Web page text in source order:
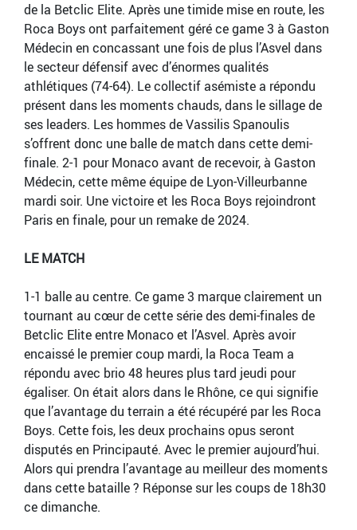
de la Betclic Elite. Après une timide mise en route, les
Roca Boys ont parfaitement géré ce game 3 à Gaston
Médecin en concassant une fois de plus l’Asvel dans
le secteur défensif avec d’énormes qualités
athlétiques (74-64). Le collectif asémiste a répondu
présent dans les moments chauds, dans le sillage de
ses leaders. Les hommes de Vassilis Spanoulis
s’offrent donc une balle de match dans cette demi-
finale. 2-1 pour Monaco avant de recevoir, à Gaston
Médecin, cette même équipe de Lyon-Villeurbanne
mardi soir. Une victoire et les Roca Boys rejoindront
Paris en finale, pour un remake de 2024.
LE MATCH
1-1 balle au centre. Ce game 3 marque clairement un
tournant au cœur de cette série des demi-finales de
Betclic Elite entre Monaco et l’Asvel. Après avoir
encaissé le premier coup mardi, la Roca Team a
répondu avec brio 48 heures plus tard jeudi pour
égaliser. On était alors dans le Rhône, ce qui signifie
que l’avantage du terrain a été récupéré par les Roca
Boys. Cette fois, les deux prochains opus seront
disputés en Principauté. Avec le premier aujourd’hui.
Alors qui prendra l’avantage au meilleur des moments
dans cette bataille ? Réponse sur les coups de 18h30
ce dimanche.